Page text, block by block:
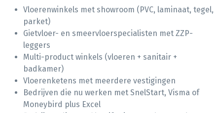
Vloerenwinkels met showroom (PVC, laminaat, tegel,
parket)
Gietvloer- en smeervloerspecialisten met ZZP-
leggers
Multi-product winkels (vloeren + sanitair +
badkamer)
Vloerenketens met meerdere vestigingen
Bedrijven die nu werken met SnelStart, Visma of
Moneybird plus Excel